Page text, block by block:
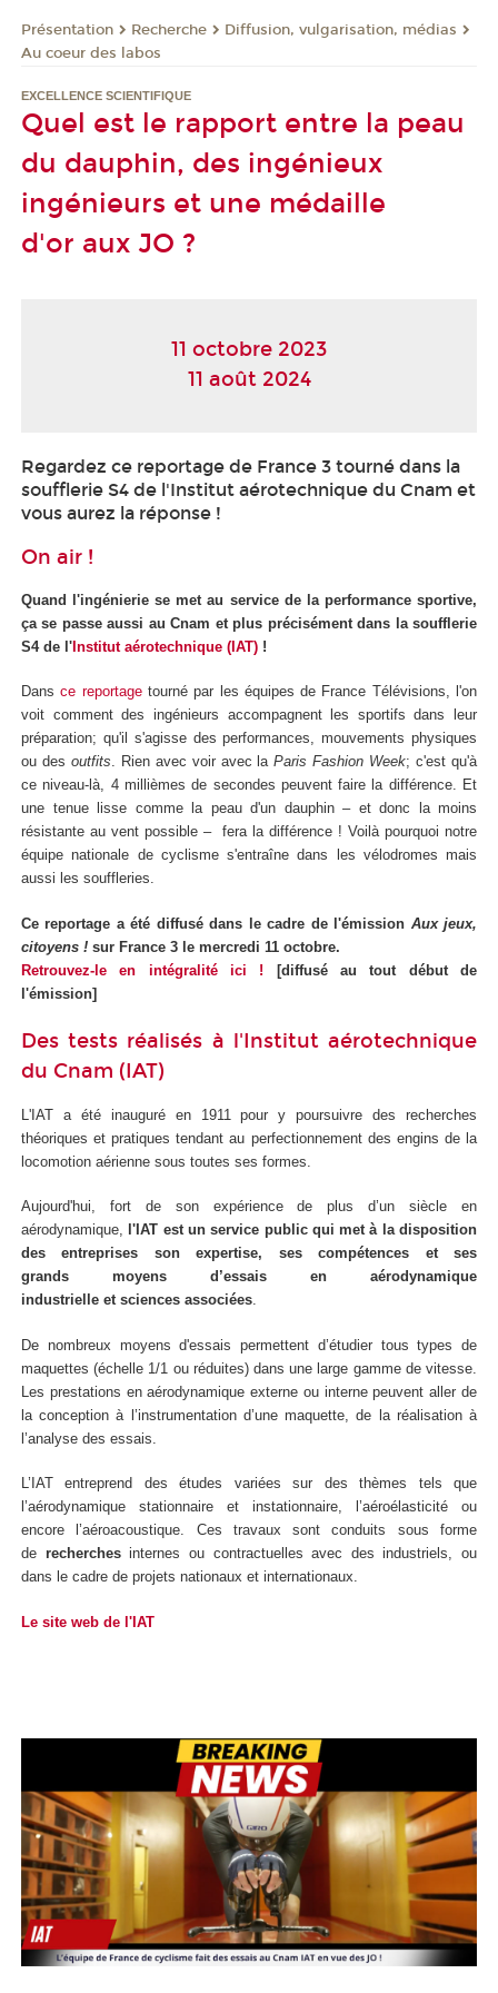
Présentation Recherche
Diffusion, vulgarisation, médias
Au coeur des labos
EXCELLENCE SCIENTIFIQUE
Quel est le rapport entre la peau
du dauphin, des ingénieux
ingénieurs et une médaille
d'or aux JO ?
11 octobre 2023
11 août 2024
Regardez ce reportage de France 3 tourné dans la
soufflerie S4 de l'Institut aérotechnique du Cnam et
vous aurez la réponse !
On air !
Quand l'ingénierie se met au service de la performance sportive,
ça se passe aussi au Cnam et plus précisément dans la soufflerie
S4 de l' Institut aérotechnique (IAT) !
Dansce reportagetourné par les équipes de France Télévisions, l'on
voit comment des ingénieurs accompagnent les sportifs dans leur
préparation; qu'il s'agisse des performances, mouvements physiques
ou des outfits. Rien avec voir avec laParis Fashion Week; c'est qu'à
ce niveau-là, 4 millièmes de secondes peuvent faire la différence. Et
une tenue lisse comme la peau d'un dauphin – et donc la moins
résistante au vent possible – fera la différence ! Voilà pourquoi notre
équipe nationale de cyclisme s'entraîne dans les vélodromes mais
aussi les souffleries.
Ce reportage a été diffusé dans le cadre de l'émission Aux jeux,
citoyens ! sur France 3 le mercredi 11 octobre.
Retrouvez-le en intégralité ici ! [diffusé au tout début de
l'émission]
Des tests réalisés à l'Institut aérotechnique
du Cnam (IAT)
L'IAT a été inauguré en 1911 pour y poursuivre des recherches
théoriques et pratiques tendant au perfectionnement des engins de la
locomotion aérienne sous toutes ses formes.
Aujourd'hui, fort de son expérience de plus d’un siècle en
aérodynamique, l'IAT est un service public qui met à la disposition
des entreprises son expertise, ses compétences et ses
grands moyens d’essais en aérodynamique
industrielle et sciences associées.
De nombreux moyens d'essais permettent d’étudier tous types de
maquettes (échelle 1/1 ou réduites) dans une large gamme de vitesse.
Les prestations en aérodynamique externe ou interne peuvent aller de
la conception à l’instrumentation d’une maquette, de la réalisation à
l’analyse des essais.
L’IAT entreprend des études variées sur des thèmes tels que
l’aérodynamique stationnaire et instationnaire, l’aéroélasticité ou
encore l’aéroacoustique. Ces travaux sont conduits sous forme
de recherchesinternes ou contractuelles avec des industriels, ou
dans le cadre de projets nationaux et internationaux.
Le site web de l'IAT